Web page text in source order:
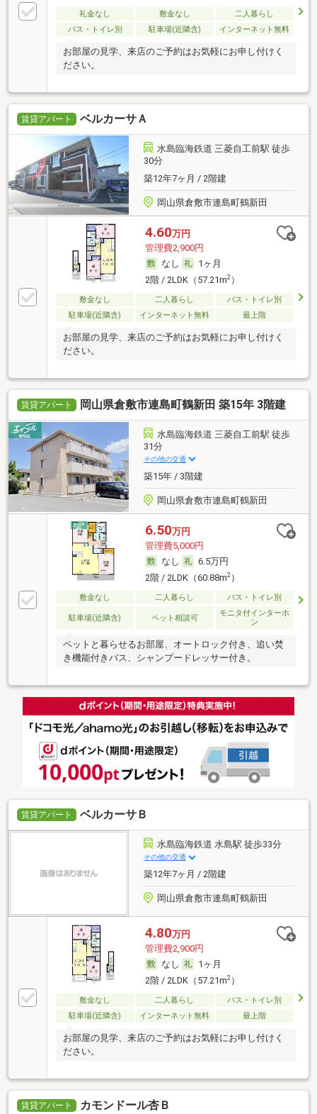
礼金なし 敷金なし
二人暮らし
バス・トイレ別
駐車場(近隣含) インターネット無料
お部屋の見学、来店のご予約はお気軽にお申し付けく
ださい。
賃貸アパート ベルカーサＡ
水島臨海鉄道 三菱自工前駅 徒歩
30分
築12年7ヶ月 / 2階建
岡山県倉敷市連島町鶴新田
4.60万円
管理費2,900円
なし
1ヶ月
2階 / 2LDK（57.21m2）
敷金なし 二人暮らし
バス・トイレ別
駐車場(近隣含)
インターネット無料 最上階
お部屋の見学、来店のご予約はお気軽にお申し付けく
ださい。
賃貸アパート 岡山県倉敷市連島町鶴新田 築15年 3階建
水島臨海鉄道 三菱自工前駅 徒歩
31分
その他の交通
築15年 / 3階建
岡山県倉敷市連島町鶴新田
6.50万円
管理費5,000円
なし
6.5万円
2階 / 2LDK（60.88m2）
敷金なし 二人暮らし バス・トイレ別
駐車場(近隣含) ペット相談可
モニタ付インターホ
ン
ペットと暮らせるお部屋、オートロック付き、追い焚
き機能付きバス、シャンプードレッサー付き。
賃貸アパート ベルカーサＢ
水島臨海鉄道 水島駅 徒歩33分
その他の交通
築12年7ヶ月 / 2階建
岡山県倉敷市連島町鶴新田
4.80万円
管理費2,900円
なし
1ヶ月
2階 / 2LDK（57.21m2）
敷金なし 二人暮らし
バス・トイレ別
駐車場(近隣含)
インターネット無料 最上階
お部屋の見学、来店のご予約はお気軽にお申し付けく
ださい。
賃貸アパート カモンドール杏Ｂ